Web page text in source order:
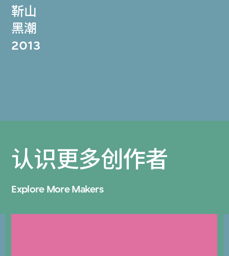
靳山
黑潮
2013
认识更多创作者
Explore More Makers